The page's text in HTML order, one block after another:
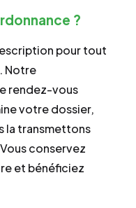
?
pour tout
Notre
rendez-vous
votre dossier,
la transmettons
conservez
et bénéficiez